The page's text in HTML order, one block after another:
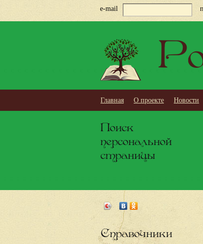
e-mail
Главная О проекте Новости
Поиск
персональной
страницы
Справочники